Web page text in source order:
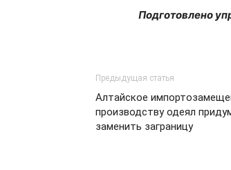
Подготовлено
Предыдущая статья
Алтайское
производству одеял
заменить заграницу